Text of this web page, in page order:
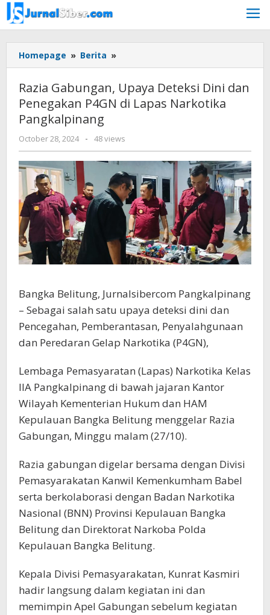
Skip
to
content
Homepage » Berita »
Gabungan,
Deteksi
Dini
P4GN
di
Lapas
Narkotika
Pangkalpinang
Razia Gabungan, Upaya Deteksi Dini dan
Penegakan P4GN di Lapas Narkotika
Pangkalpinang
October 28, 2024
by
Jurnalsiber
- 48 views
Bangka Belitung, Jurnalsibercom Pangkalpinang
– Sebagai salah satu upaya deteksi dini dan
Pencegahan, Pemberantasan, Penyalahgunaan
dan Peredaran Gelap Narkotika (P4GN),
Lembaga Pemasyaratan (Lapas) Narkotika Kelas
IIA Pangkalpinang di bawah jajaran Kantor
Wilayah Kementerian Hukum dan HAM
Kepulauan Bangka Belitung menggelar Razia
Gabungan, Minggu malam (27/10).
Razia gabungan digelar bersama dengan Divisi
Pemasyarakatan Kanwil Kemenkumham Babel
serta berkolaborasi dengan Badan Narkotika
Nasional (BNN) Provinsi Kepulauan Bangka
Belitung dan Direktorat Narkoba Polda
Kepulauan Bangka Belitung.
Kepala Divisi Pemasyarakatan, Kunrat Kasmiri
hadir langsung dalam kegiatan ini dan
memimpin Apel Gabungan sebelum kegiatan